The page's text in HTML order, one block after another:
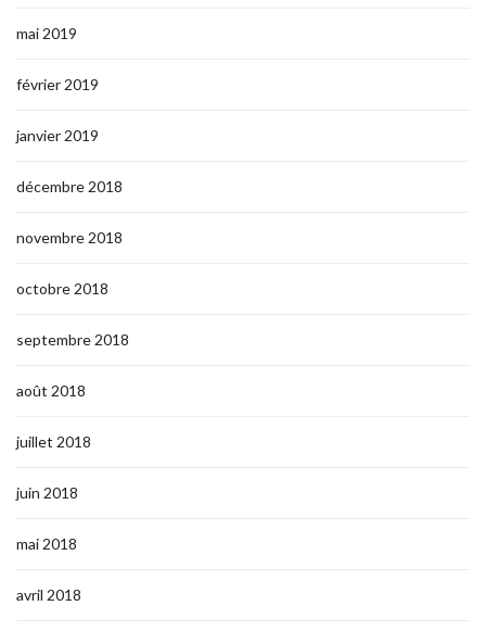
mai 2019
février 2019
janvier 2019
décembre 2018
novembre 2018
octobre 2018
septembre 2018
août 2018
juillet 2018
juin 2018
mai 2018
avril 2018